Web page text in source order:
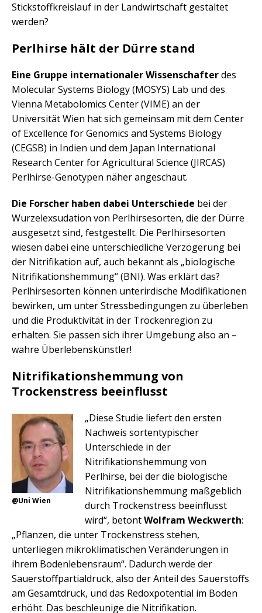
Stickstoffkreislauf in der Landwirtschaft gestaltet
werden?
Perlhirse hält der Dürre stand
Eine Gruppe internationaler Wissenschafterdes
Molecular Systems Biology (MOSYS) Lab und des
Vienna Metabolomics Center (VIME) an der
Universität Wien hat sich gemeinsam mit dem Center
of Excellence for Genomics and Systems Biology
(CEGSB) in Indien und dem Japan International
Research Center for Agricultural Science (JIRCAS)
Perlhirse-Genotypen näher angeschaut.
Die Forscher haben dabei Unterschiede bei der
Wurzelexsudation von Perlhirsesorten, die der Dürre
ausgesetzt sind, festgestellt. Die Perlhirsesorten
wiesen dabei eine unterschiedliche Verzögerung bei
der Nitrifikation auf, auch bekannt als „biologische
Nitrifikationshemmung“ (BNI). Was erklärt das?
Perlhirsesorten können unterirdische Modifikationen
bewirken, um unter Stressbedingungen zu überleben
und die Produktivität in der Trockenregion zu
erhalten. Sie passen sich ihrer Umgebung also an –
wahre Überlebenskünstler!
Nitrifikationshemmung von
Trockenstress beeinflusst
@Uni Wien
„Diese Studie liefert den ersten
Nachweis sortentypischer
Unterschiede in der
Nitrifikationshemmung von
Perlhirse, bei der die biologische
Nitrifikationshemmung maßgeblich
durch Trockenstress beeinflusst
wird“, betontWolfram Weckwerth:
„Pflanzen, die unter Trockenstress stehen,
unterliegen mikroklimatischen Veränderungen in
ihrem Bodenlebensraum“. Dadurch werde der
Sauerstoffpartialdruck, also der Anteil des Sauerstoffs
am Gesamtdruck, und das Redoxpotential im Boden
erhöht. Das beschleunige die Nitrifikation.